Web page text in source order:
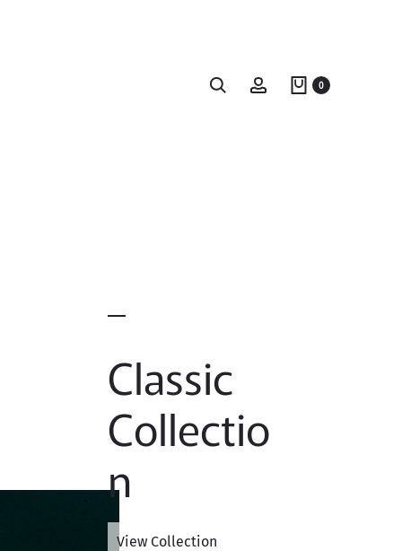
Search Account 0
Classic
Collectio
n
View Collection